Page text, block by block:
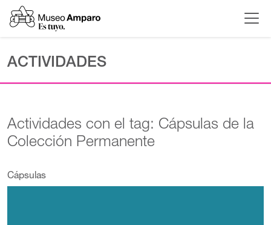
ACTIVIDADES
Actividades con el tag: Cápsulas de la
Colección Permanente
Cápsulas